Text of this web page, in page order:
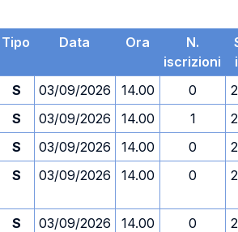
Tipo Data Ora
N.
iscrizioni
S 03/09/2026 14.00 0
S 03/09/2026 14.00 1
S 03/09/2026 14.00 0
S 03/09/2026 14.00 0
S 03/09/2026 14.00 0